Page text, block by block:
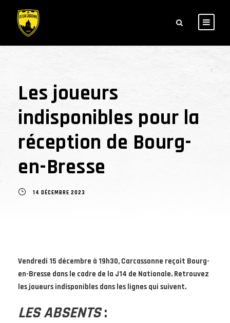
Les joueurs
indisponibles pour la
réception de Bourg-
en-Bresse
14 DÉCEMBRE 2023
Vendredi 15 décembre à 19h30, Carcassonne reçoit Bourg-
en-Bresse dans le cadre de la J14 de Nationale. Retrouvez
les joueurs indisponibles dans les lignes qui suivent.
LES ABSENTS: